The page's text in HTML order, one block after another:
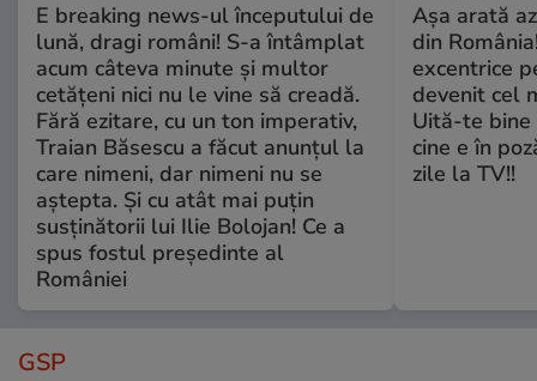
E breaking news-ul începutului de
lună, dragi români! S-a întâmplat
acum câteva minute și multor
cetățeni nici nu le vine să creadă.
Fără ezitare, cu un ton imperativ,
Traian Băsescu a făcut anunțul la
care nimeni, dar nimeni nu se
aștepta. Și cu atât mai puțin
susținătorii lui Ilie Bolojan! Ce a
spus fostul președinte al
României
Așa arată
din
excentrice
devenit cel
Uită-te bine
cine e în
zile la TV!!
GSP